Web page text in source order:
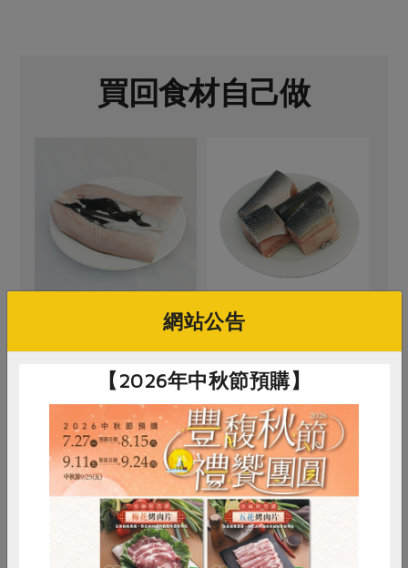
買回食材自己做
$165
邱經堯
600公克
葷 冷凍
$85 暫無庫存
RPET 食譜 減硝酸鹽
網站公告
【2026年中秋節預購】